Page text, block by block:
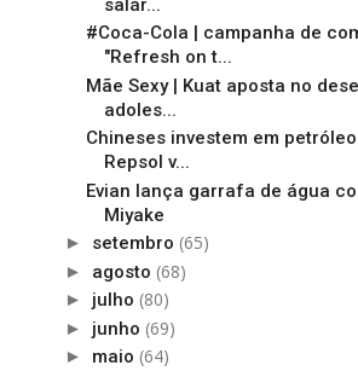
salár...
#Coca-Cola | campanha de
"Refresh on t...
Mãe Sexy | Kuat aposta no
adoles...
Chineses investem em petróleo
Repsol v...
Evian lança garrafa de água
Miyake
► setembro (65)
► agosto (68)
► julho (80)
► junho (69)
► maio (64)